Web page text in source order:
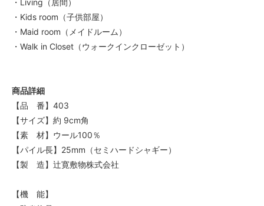
・Living（居間）
・Kids room（子供部屋）
・Maid room（メイドルーム）
・Walk in Closet（ウォークインクローゼット）
商品詳細
【品 番】403
【サイズ】約 9cm角
【素 材】ウール100％
【パイル長】25mm（セミハードシャギー）
【製 造】辻寛敷物株式会社
【機 能】